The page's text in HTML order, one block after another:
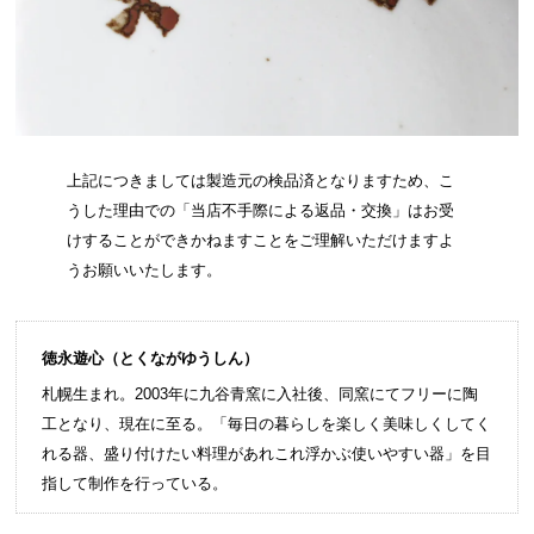
上記につきましては製造元の検品済となりますため、こ
うした理由での「当店不手際による返品・交換」はお受
けすることができかねますことをご理解いただけますよ
うお願いいたします。
徳永遊心（とくながゆうしん）
札幌生まれ。2003年に九谷青窯に入社後、同窯にてフリーに陶
工となり、現在に至る。「毎日の暮らしを楽しく美味しくしてく
れる器、盛り付けたい料理があれこれ浮かぶ使いやすい器」を目
指して制作を行っている。